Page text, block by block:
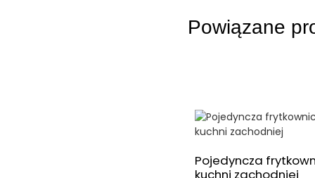
Powiązane
Pojedyncza